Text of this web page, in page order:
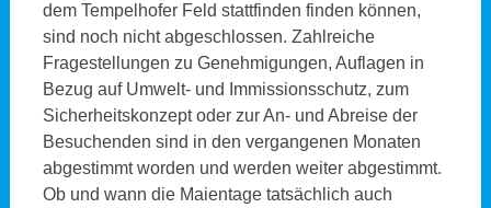
dem Tempelhofer Feld stattfinden finden können,
sind noch nicht abgeschlossen. Zahlreiche
Fragestellungen zu Genehmigungen, Auflagen in
Bezug auf Umwelt- und Immissionsschutz, zum
Sicherheitskonzept oder zur An- und Abreise der
Besuchenden sind in den vergangenen Monaten
abgestimmt worden und werden weiter abgestimmt.
Ob und wann die Maientage tatsächlich auch